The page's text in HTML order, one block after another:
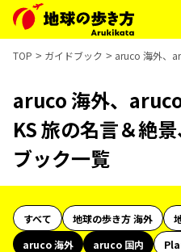
TOP ガイドブック aruco 海外、
aruco 海外、
KS 旅の名言＆絶
ブック一覧
すべて 地球の歩き方 海外
aruco 海外
aruco 国内